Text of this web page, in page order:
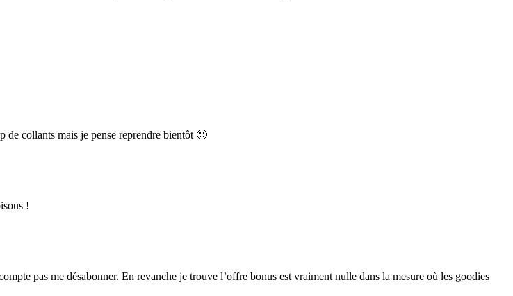
de collants mais je pense reprendre bientôt 🙂
!
pas me désabonner. En revanche je trouve l’offre bonus est vraiment nulle dans la mesure où les goodies